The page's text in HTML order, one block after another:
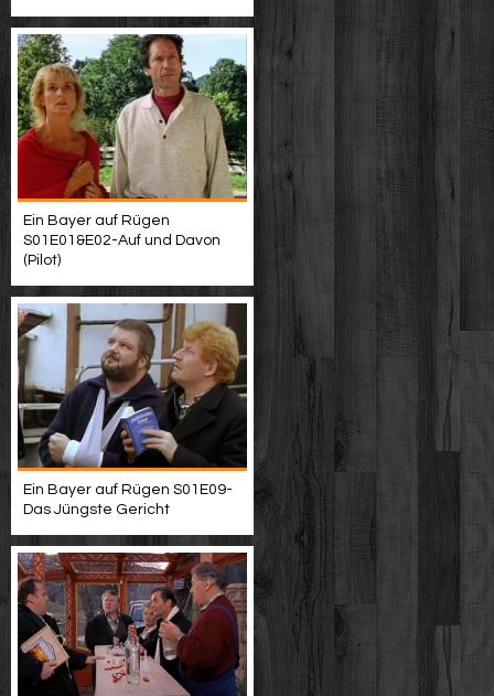
Ein Bayer auf Rügen
S01E01&E02-Auf und Davon
(Pilot)
Ein Bayer auf Rügen S01E09-
Das Jüngste Gericht